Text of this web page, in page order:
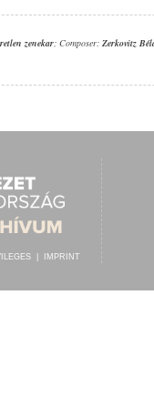
zenekar; Composer: Zerkovitz
IMPRINT